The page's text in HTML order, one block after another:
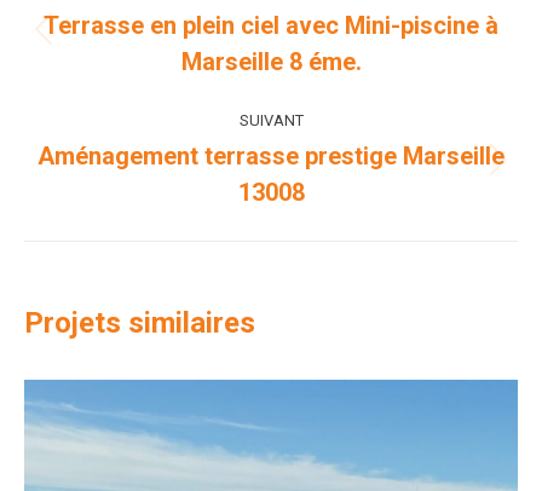
de
commentaireprécédent
Terrasse en plein ciel avec Mini-piscine à
Marseille 8 éme.
SUIVANT
Projets
similaires
Aménagement terrasse prestige Marseille
13008
Projets similaires